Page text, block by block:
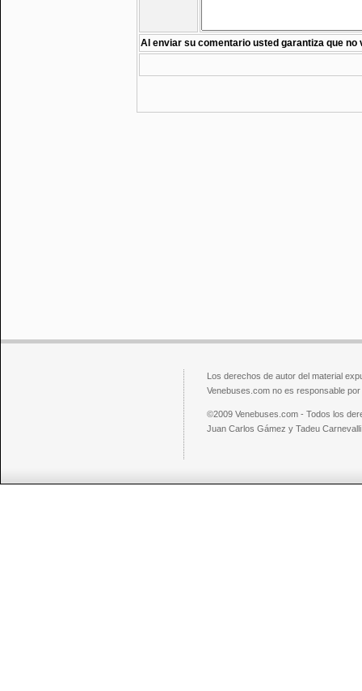
Al enviar su comentario usted garantiza que no
Los derechos de autor del material
Venebuses.com no es responsable
©2009 Venebuses.com - Todos los
Juan Carlos Gámez y Tadeu Carnevalli